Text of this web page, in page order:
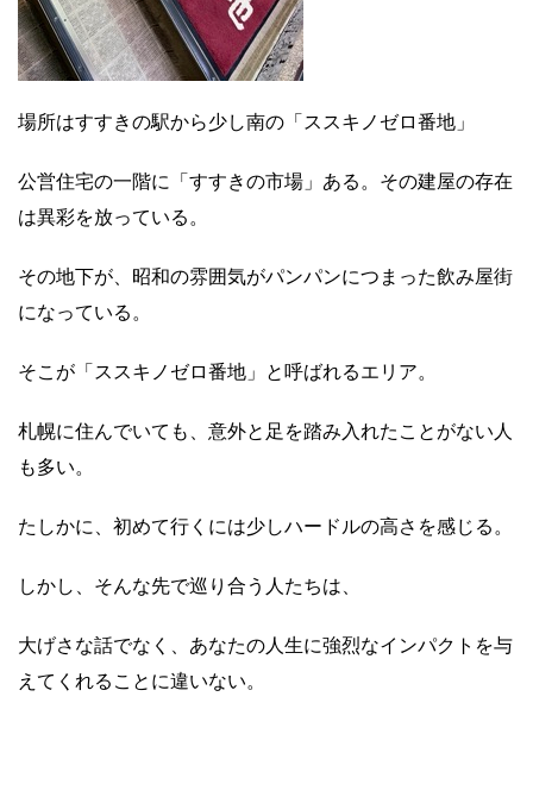
場所はすすきの駅から少し南の「ススキノゼロ番地」
公営住宅の一階に「すすきの市場」ある。その建屋の存在
は異彩を放っている。
その地下が、昭和の雰囲気がパンパンにつまった飲み屋街
になっている。
そこが「ススキノゼロ番地」と呼ばれるエリア。
札幌に住んでいても、意外と足を踏み入れたことがない人
も多い。
たしかに、初めて行くには少しハードルの高さを感じる。
しかし、そんな先で巡り合う人たちは、
大げさな話でなく、あなたの人生に強烈なインパクトを与
えてくれることに違いない。